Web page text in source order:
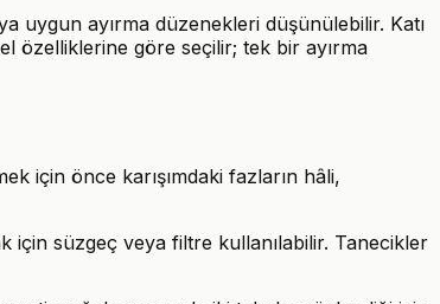
uygun ayırma düzenekleri düşünülebilir. Katı
özelliklerine göre seçilir; tek bir ayırma
için önce karışımdaki fazların hâli,
için süzgeç veya filtre kullanılabilir. Tanecikler